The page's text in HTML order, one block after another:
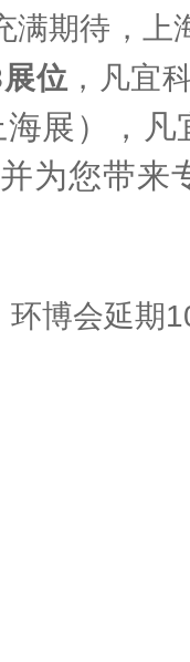
满期待，上
位 ，凡宜
展），
并为您带